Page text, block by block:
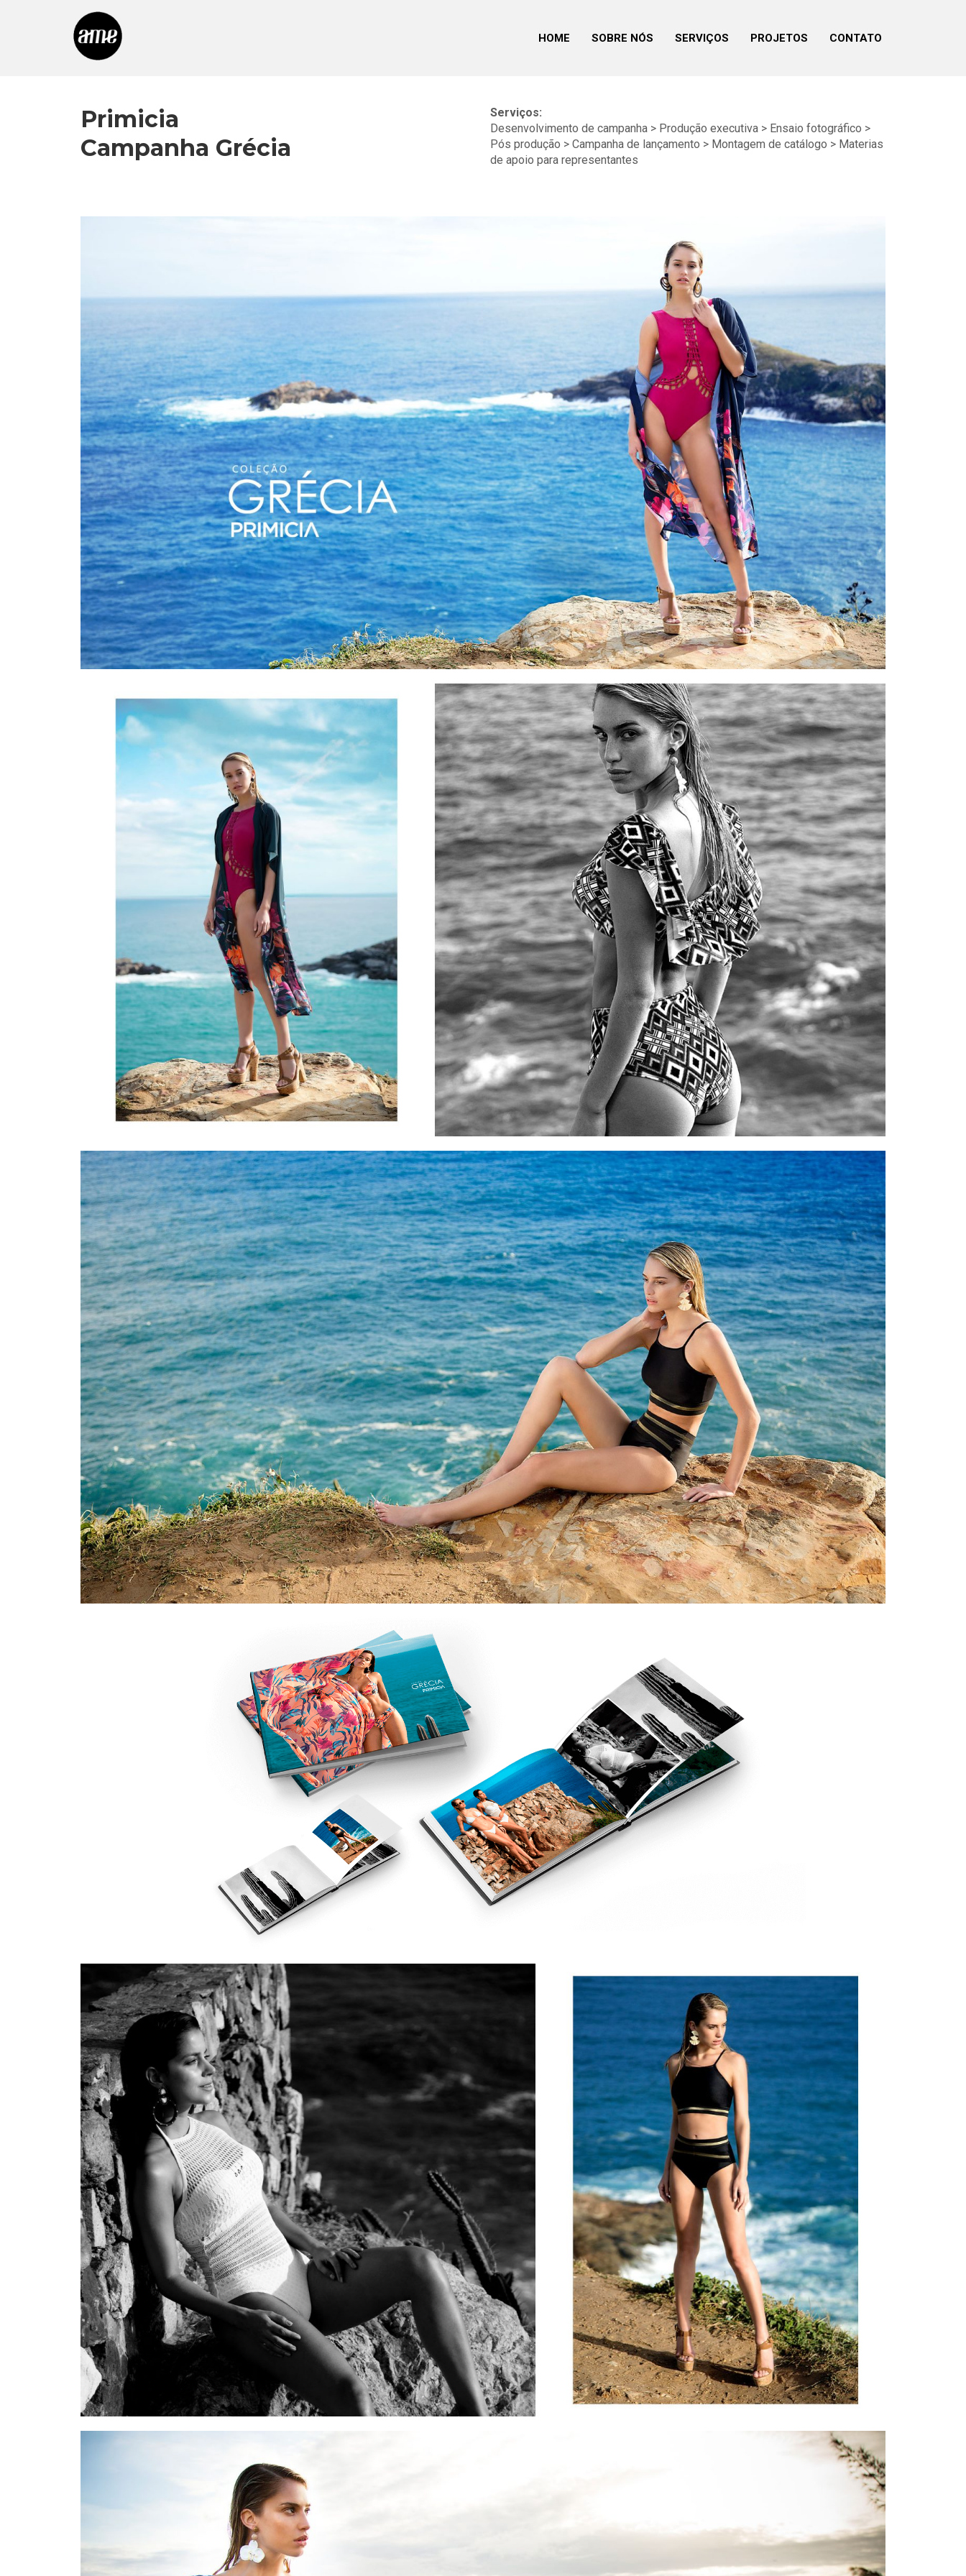
HOME SOBRE NÓS SERVIÇOS PROJETOS CONTATO
Primicia
Campanha Grécia
Serviços:
Desenvolvimento de campanha > Produção executiva > Ensaio fotográfico >
Pós produção > Campanha de lançamento > Montagem de catálogo > Materias
de apoio para representantes